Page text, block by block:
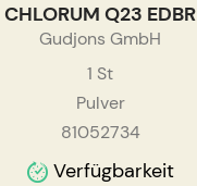
CHLORUM Q23 EDBR
Gudjons GmbH
1 St
Pulver
81052734
Verfügbarkeit